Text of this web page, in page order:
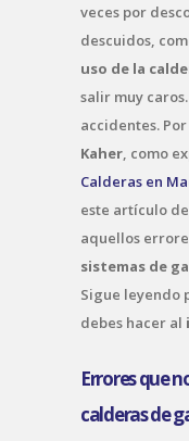
veces por
descuidos,
uso de la
salir muy
accidentes.
Kaher , como
Calderas en
este artículo
aquellos
sistemas de
Sigue leyendo
debes hacer al
Errores que
calderas de